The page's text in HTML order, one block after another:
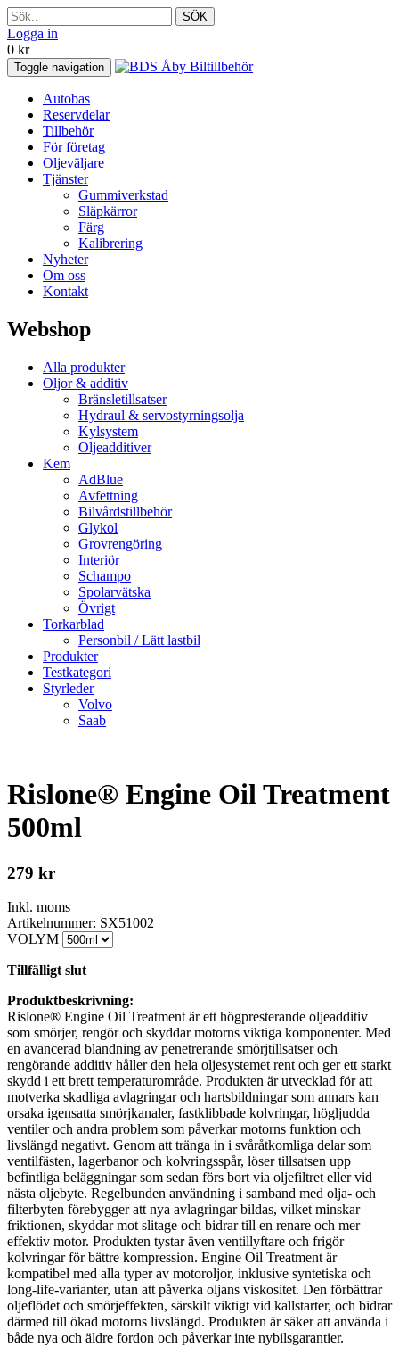
SÖK
Logga in
0 kr
Toggle navigation
Autobas
Reservdelar
Tillbehör
För företag
Oljeväljare
Tjänster
Gummiverkstad
Släpkärror
Färg
Kalibrering
Nyheter
Om oss
Kontakt
Webshop
Alla produkter
Oljor & additiv
Bränsletillsatser
Hydraul & servostyrningsolja
Kylsystem
Oljeadditiver
Kem
AdBlue
Avfettning
Bilvårdstillbehör
Glykol
Grovrengöring
Interiör
Schampo
Spolarvätska
Övrigt
Torkarblad
Personbil / Lätt lastbil
Produkter
Testkategori
Styrleder
Volvo
Saab
Rislone® Engine Oil Treatment
500ml
279 kr
Inkl. moms
Artikelnummer: SX51002
VOLYM
Tillfälligt slut
Produktbeskrivning:
Rislone® Engine Oil Treatment är ett högpresterande oljeadditiv
som smörjer, rengör och skyddar motorns viktiga komponenter. Med
en avancerad blandning av penetrerande smörjtillsatser och
rengörande additiv håller den hela oljesystemet rent och ger ett starkt
skydd i ett brett temperaturområde. Produkten är utvecklad för att
motverka skadliga avlagringar och hartsbildningar som annars kan
orsaka igensatta smörjkanaler, fastklibbade kolvringar, högljudda
ventiler och andra problem som påverkar motorns funktion och
livslängd negativt. Genom att tränga in i svåråtkomliga delar som
ventilfästen, lagerbanor och kolvringsspår, löser tillsatsen upp
befintliga beläggningar som sedan förs bort via oljefiltret eller vid
nästa oljebyte. Regelbunden användning i samband med olja- och
filterbyten förebygger att nya avlagringar bildas, vilket minskar
friktionen, skyddar mot slitage och bidrar till en renare och mer
effektiv motor. Produkten tystar även ventillyftare och frigör
kolvringar för bättre kompression. Engine Oil Treatment är
kompatibel med alla typer av motoroljor, inklusive syntetiska och
long-life-varianter, utan att påverka oljans viskositet. Den förbättrar
oljeflödet och smörjeffekten, särskilt viktigt vid kallstarter, och bidrar
därmed till ökad motorns livslängd. Produkten är säker att använda i
både nya och äldre fordon och påverkar inte nybilsgarantier.